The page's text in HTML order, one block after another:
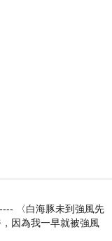
〈白海豚未到強風先
為我一早就被強風